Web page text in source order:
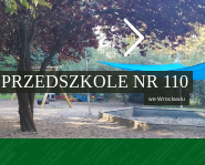
PRZEDSZKOLE NR 110
we Wrocławiu